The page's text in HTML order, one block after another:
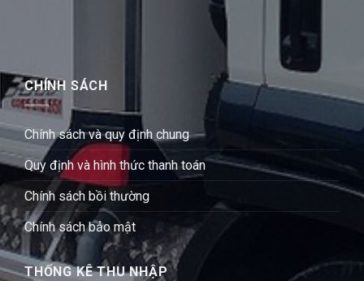
CHÍNH SÁCH
Chính sách và quy định chung
Quy định và hình thức thanh toán
Chính sách bồi thường
Chính sách bảo mật
THỐNG KÊ THU NHẬP